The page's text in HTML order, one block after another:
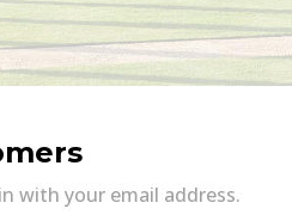
with your email address.